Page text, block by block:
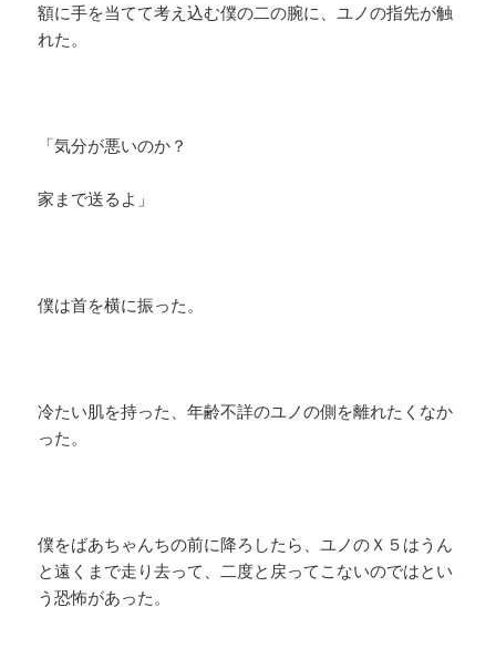
額に手を当てて考え込む僕の二の腕に、ユノの指先が触
れた。
「気分が悪いのか？
家まで送るよ」
僕は首を横に振った。
冷たい肌を持った、年齢不詳のユノの側を離れたくなか
った。
僕をばあちゃんちの前に降ろしたら、ユノのＸ５はうん
と遠くまで走り去って、二度と戻ってこないのではとい
う恐怖があった。